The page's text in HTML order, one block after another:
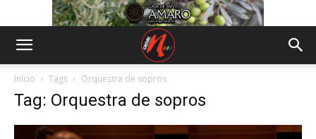
Início Tags Orquestra de sopros
Tag: Orquestra de sopros